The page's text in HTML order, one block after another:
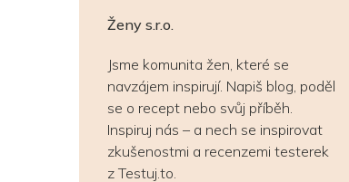
Ženy s.r.o.
Jsme komunita žen, které se
navzájem inspirují. Napiš blog, poděl
se o recept nebo svůj příběh.
Inspiruj nás – a nech se inspirovat
zkušenostmi a recenzemi testerek
z Testuj.to.